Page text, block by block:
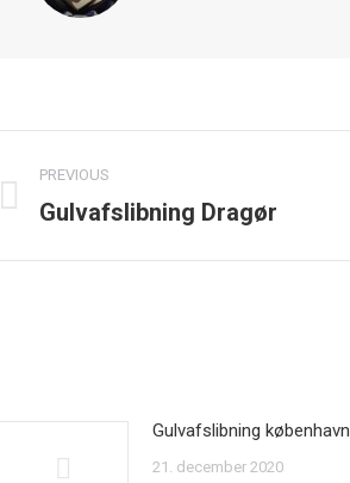
navigation
PREVIOUS
Previous
Gulvafslibning Dragør
Gulvafslibning københavn
21. december 2020